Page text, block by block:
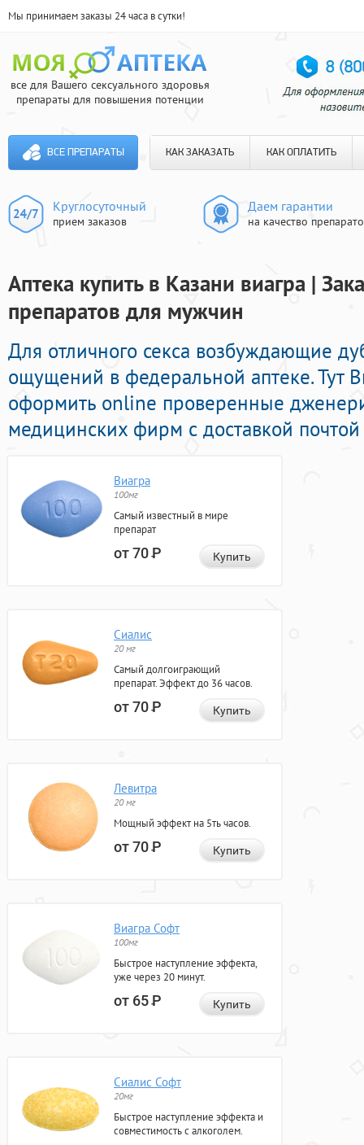
Мы принимаем заказы 24 часа в сутки!
все для Вашего сексуального здоровья
препараты для повышения потенции
ВСЕ ПРЕПАРАТЫ КАК ЗАКАЗАТЬ КАК ОПЛАТИТЬ
Круглосуточный
прием заказов
Даем гарантии
на качество
Аптека купить в Казани виагра |
препаратов для мужчин
Для отличного секса возбуждающие
ощущений в федеральной аптеке. Тут
оформить online проверенные
медицинских фирм с доставкой
Виагра
100мг
Самый известный в мире
препарат
от 70Р Купить
Сиалис
20 мг
Самый долгоиграющий
препарат. Эффект до 36 часов.
от 70Р Купить
Левитра
20 мг
Мощный эффект на 5ть часов.
от 70Р Купить
Виагра Софт
100мг
Быстрое наступление эффекта,
уже через 20 минут.
от 65Р Купить
Сиалис Софт
20мг
Быстрое наступление эффекта и
совместимость с алкоголем.